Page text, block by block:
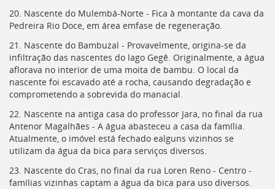
20. Nascente do Mulembá-Norte - Fica à montante da cava da
Pedreira Rio Doce, em área emfase de regeneração.
21. Nascente do Bambuzal - Provavelmente, origina-se da
infiltração das nascentes do lago Gegê. Originalmente, a água
aflorava no interior de uma moita de bambu. O local da
nascente foi escavado até a rocha, causando degradação e
comprometendo a sobrevida do manacial.
22. Nascente na antiga casa do professor Jara, no final da rua
Antenor Magalhães - A água abasteceu a casa da família.
Atualmente, o imóvel está fechado ealguns vizinhos se
utilizam da água da bica para serviços diversos.
23. Nascente do Cras, no final da rua Loren Reno - Centro -
famílias vizinhas captam a água da bica para uso diversos.